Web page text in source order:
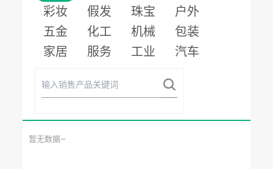
彩妆
假发 珠宝
户外
五金
化工 机械
包装
家居
服务 工业 汽车
暂无数据~